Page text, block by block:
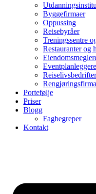
Byggefirmaer
Oppussing
Reisebyråer
Treningssentre
Restauranter og
Eventplanleggere
Reiselivsbedrifter
Portefølje
Priser
Blogg
Fagbegreper
Kontakt